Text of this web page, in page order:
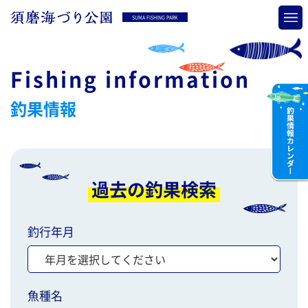
SUMA FISHING PARK
Fishing information
釣果情報
過去の釣果検索
釣行年月
魚種名